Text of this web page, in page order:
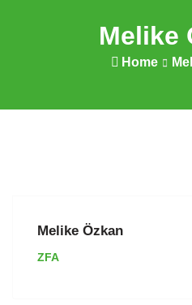
Melike
Home
Melike Özkan
ZFA